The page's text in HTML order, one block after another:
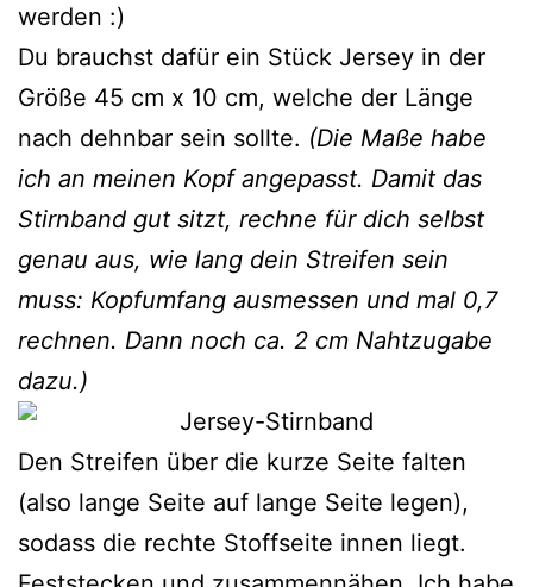
werden :)
Du brauchst dafür ein Stück Jersey in der
Größe 45 cm x 10 cm, welche der Länge
nach dehnbar sein sollte. (Die Maße habe
ich an meinen Kopf angepasst. Damit das
Stirnband gut sitzt, rechne für dich selbst
genau aus, wie lang dein Streifen sein
muss: Kopfumfang ausmessen und mal 0,7
rechnen. Dann noch ca. 2 cm Nahtzugabe
dazu.)
Den Streifen über die kurze Seite falten
(also lange Seite auf lange Seite legen),
sodass die rechte Stoffseite innen liegt.